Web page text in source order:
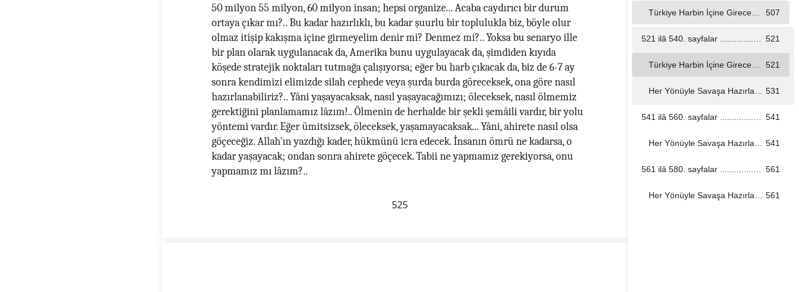
507
521
521
531
541
541
561
561
50 milyon 55 milyon, 60 milyon insan; hepsi organize... Acaba caydırıcı bir durum
ortaya çıkar mı?.. Bu kadar hazırlıklı, bu kadar şuurlu bir toplulukla biz, böyle olur
olmaz itişip kakışma içine girmeyelim denir mi? Denmez mi?.. Yoksa bu senaryo ille
bir plan olarak uygulanacak da, Amerika bunu uygulayacak da, şimdiden kıyıda
köşede stratejik noktaları tutmağa çalışıyorsa; eğer bu harb çıkacak da, biz de 6-7 ay
sonra kendimizi elimizde silah cephede veya şurda burda göreceksek, ona göre nasıl
hazırlanabiliriz?.. Yâni yaşayacaksak, nasıl yaşayacağımızı; öleceksek, nasıl ölmemiz
gerektiğini planlamamız lâzım!.. Ölmenin de herhalde bir şekli şemâili vardır, bir yolu
yöntemi vardır. Eğer ümitsizsek, öleceksek, yaşamayacaksak... Yâni, ahirete nasıl olsa
göçeceğiz. Allah'ın yazdığı kader, hükmünü icra edecek. İnsanın ömrü ne kadarsa, o
kadar yaşayacak; ondan sonra ahirete göçecek. Tabii ne yapmamız gerekiyorsa, onu
yapmamız mı lâzım?..
525